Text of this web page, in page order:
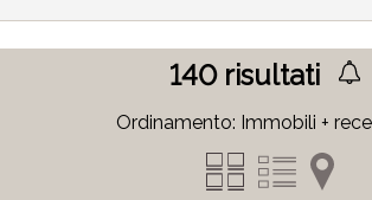
140risultati
Ordinamento: Immobili +